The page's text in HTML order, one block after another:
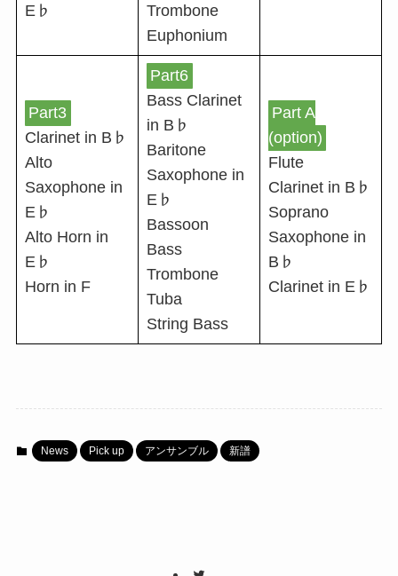
E♭
Trombone
Euphonium
Part3
Clarinet in B♭
Alto
Saxophone in
E♭
Alto Horn in
E♭
Horn in F
Part6
Bass Clarinet
in B♭
Baritone
Saxophone in
E♭
Bassoon
Bass
Trombone
Tuba
String Bass
Part A
(option)
Flute
Clarinet in B♭
Soprano
Saxophone in
B♭
Clarinet in E♭
News Pick up アンサンブル 新譜